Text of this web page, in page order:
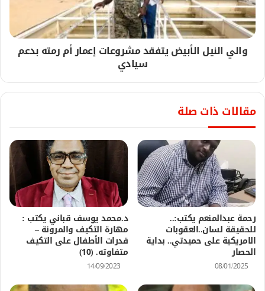
والي النيل الأبيض يتفقد مشروعات إعمار أم رمته بدعم
سيادي
مقالات ذات صلة
رحمة عبدالمنعم يكتب:..
للحقيقة لسان..العقوبات
الامريكية على حميدتي.. بداية
الحصار
08/01/2025
د.محمد يوسف قباني يكتب :
مهارة التكيف والمرونة –
قدرات الأطفال على التكيف
متفاوته. (10)
14/09/2023